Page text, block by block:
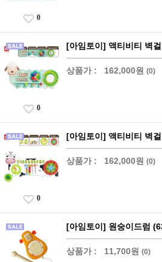
0
[아임토이] 액티비티 벽
상품가 : 162,000원 (0)
0
[아임토이] 액티비티 벽
상품가 : 162,000원 (0)
0
[아임토이] 원숭이드럼
상품가 : 11,700원 (0)